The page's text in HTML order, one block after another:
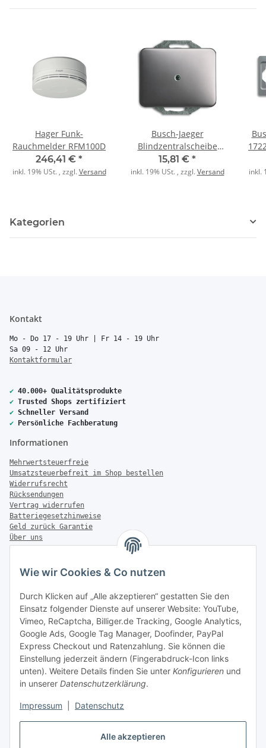
Alle akzeptieren
Wie wir Cookies & Co nutzen
Durch Klicken auf „Alle akzeptieren“ gestatten Sie den
Einsatz folgender Dienste auf unserer Website: YouTube,
Vimeo, ReCaptcha, Billiger.de Tracking, Google Analytics,
Google Ads, Google Tag Manager, Doofinder, PayPal
Express Checkout und Ratenzahlung. Sie können die
Einstellung jederzeit ändern (Fingerabdruck-Icon links
unten). Weitere Details finden Sie unter Konfigurieren und
in unserer Datenschutzerklärung.
Impressum Datenschutz
Hager Funk-
Rauchmelder RFM100D
246,41 € *
inkl. 19% USt. , zzgl.Versand
Busch-Jaeger
Blindzentralscheibe
1742-20 platin
15,81 € *
inkl. 19% USt. , zzgl.Versand inkl.
Kategorien
Kontakt
Mo - Do 17 - 19 Uhr | Fr 14 - 19 Uhr
Sa 09 - 12 Uhr
Kontaktformular
✔ 40.000+ Qualitätsprodukte
✔ Trusted Shops zertifiziert
✔ Schneller Versand
✔ Persönliche Fachberatung
Informationen
Mehrwertsteuerfreie
Umsatzsteuerbefreit im Shop bestellen
Widerrufsrecht
Rücksendungen
Vertrag widerrufen
Batteriegesetzhinweise
Geld zurück Garantie
Über uns
FAQ
Zahlung & Versand
Versandinformationen
Sonstiges